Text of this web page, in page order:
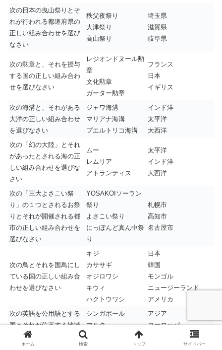
次の日本の曳山祭りとそ
れが行われる都道府県の
正しい組み合わせを選び
なさい
秩父夜祭り
大津祭り
高山祭り
埼玉県
滋賀県
岐阜県
次の勲章と、それを授与
する国の正しい組み合わ
せを選びなさい
レジオンドヌール勲
章
文化勲章
ガーター勲章
フランス
日本
イギリス
次の海溝と、それがある
大洋の正しい組み合わせ
を選びなさい
ジャワ海溝
マリアナ海溝
プエルトリコ海溝
インド洋
太平洋
大西洋
次の「幻の大陸」とそれ
があったとされる海の正
しい組み合わせを選びな
さい
ムー
レムリア
アトランティス
太平洋
インド洋
大西洋
次の「三大よさこい祭
り」の１つとされるお祭
りとそれが開催される都
市の正しい組み合わせを
選びなさい
YOSAKOIソーラン
祭り
よさこい祭り
にっぽんど真ん中祭
り
札幌市
高知市
名古屋市
次の鳥とそれを国鳥にし
ている国の正しい組み合
わせを選びなさい
キジ
カササギ
オジロワシ
キウィ
ハクトウワシ
日本
韓国
モンゴル
ニュージーランド
アメリカ
次の英語を公用語とする
国とそれが位置する地域
の正しい組み合わせを選
びなさい
シンガポール
マルタ
カナダ
ガーナ
アジア
ヨーロッパ
ホーム 検索 トップ サイドバー